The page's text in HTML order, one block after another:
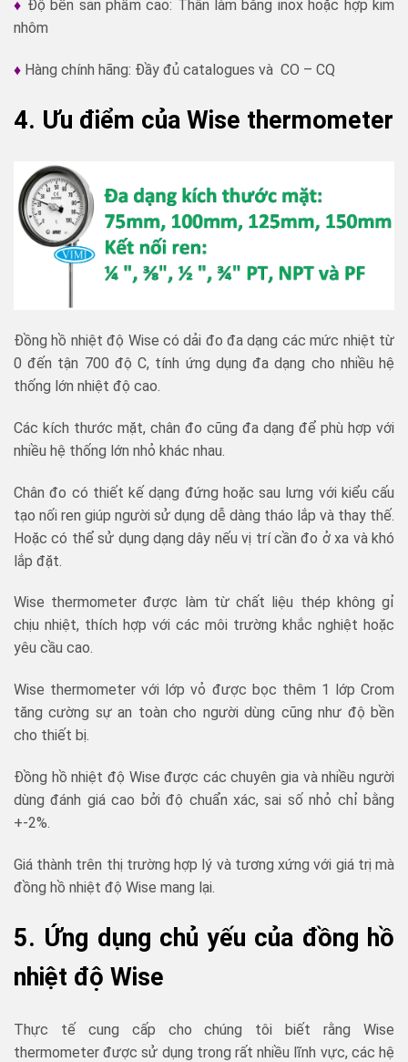
♦ Độ bền sản phẩm cao: Thân làm bằng inox hoặc hợp kim
nhôm
♦ Hàng chính hãng: Đầy đủ catalogues và CO – CQ
4. Ưu điểm của Wise thermometer
Đồng hồ nhiệt độ Wise có dải đo đa dạng các mức nhiệt từ
0 đến tận 700 độ C, tính ứng dụng đa dạng cho nhiều hệ
thống lớn nhiệt độ cao.
Các kích thước mặt, chân đo cũng đa dạng để phù hợp với
nhiều hệ thống lớn nhỏ khác nhau.
Chân đo có thiết kế dạng đứng hoặc sau lưng với kiểu cấu
tạo nối ren giúp người sử dụng dễ dàng tháo lắp và thay thế.
Hoặc có thể sử dụng dạng dây nếu vị trí cần đo ở xa và khó
lắp đặt.
Wise thermometer được làm từ chất liệu thép không gỉ
chịu nhiệt, thích hợp với các môi trường khắc nghiệt hoặc
yêu cầu cao.
Wise thermometer với lớp vỏ được bọc thêm 1 lớp Crom
tăng cường sự an toàn cho người dùng cũng như độ bền
cho thiết bị.
Đồng hồ nhiệt độ Wise được các chuyên gia và nhiều người
dùng đánh giá cao bởi độ chuẩn xác, sai số nhỏ chỉ bằng
+-2%.
Giá thành trên thị trường hợp lý và tương xứng với giá trị mà
đồng hồ nhiệt độ Wise mang lại.
5. Ứng dụng chủ yếu của đồng hồ
nhiệt độ Wise
Thực tế cung cấp cho chúng tôi biết rằng Wise
thermometer được sử dụng trong rất nhiều lĩnh vực, các hệ